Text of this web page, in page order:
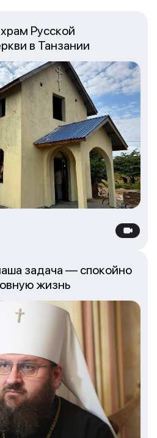
Русской
в Танзании
задача — спокойно
жизнь